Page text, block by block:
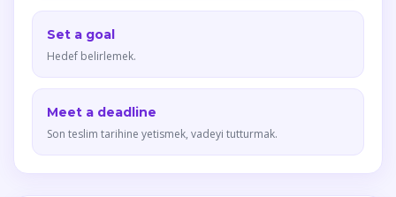
Set a goal
Hedef belirlemek.
Meet a deadline
Son teslim tarihine yetismek, vadeyi tutturmak.